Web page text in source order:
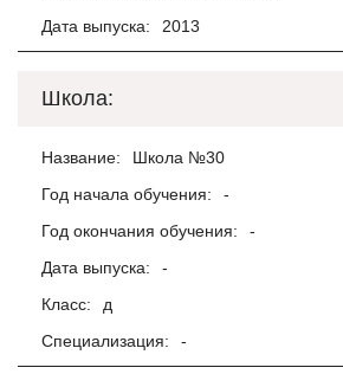
Дата выпуска:
2013
Школа:
Название:
Школа №30
Год начала обучения:
-
Год окончания обучения:
-
Дата выпуска:
-
Класс:
д
Специализация:
-